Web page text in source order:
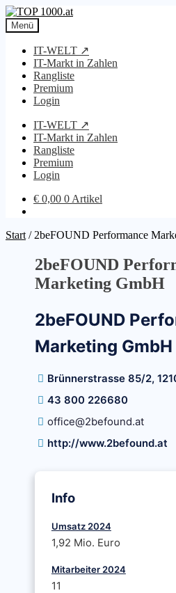
Zur
Navigation
springen
Zum
Inhalt
springen
Menü
IT-WELT ↗
IT-Markt in Zahlen
Rangliste
Premium
Login
IT-WELT ↗
IT-Markt in Zahlen
Rangliste
Premium
Login
€ 0,00 0 Artikel
Start / 2beFOUND Performance
2beFOUND
Marketing GmbH
2beFOUND
Marketing GmbH
Brünnerstrasse 85/2,
43 800 226680
office@2befound.at
http://www.2befound.at
Info
Umsatz 2024
1,92 Mio. Euro
Mitarbeiter 2024
11